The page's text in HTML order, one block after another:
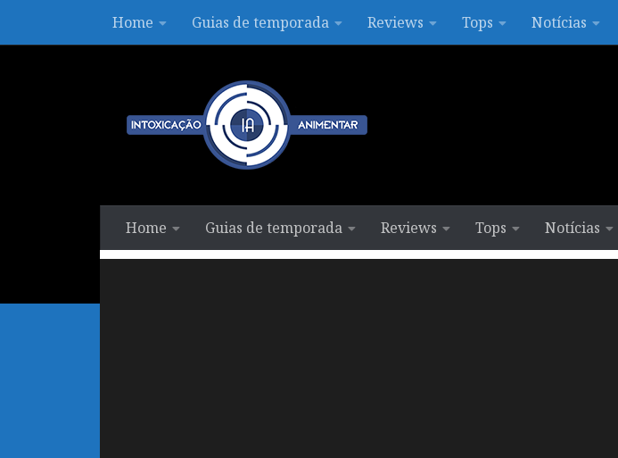
Skip to contentHome Guias de temporada Reviews Tops Notícias
Home Guias de temporada Reviews Tops Notícias